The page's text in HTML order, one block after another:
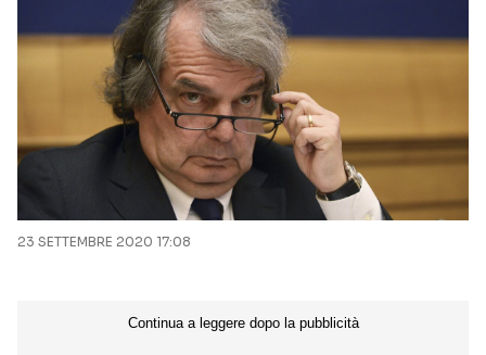
23 SETTEMBRE 2020 17:08